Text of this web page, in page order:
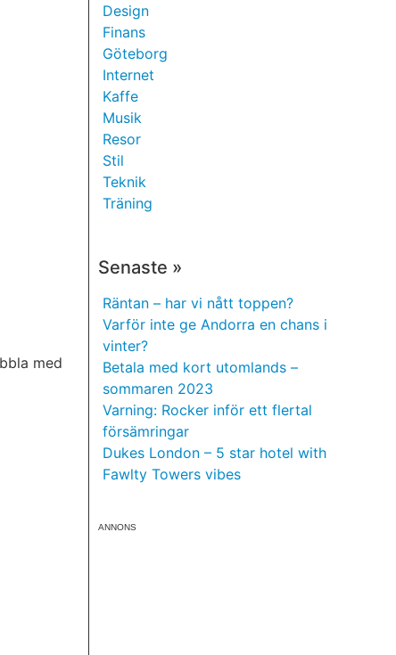
med
Design
Finans
Göteborg
Internet
Kaffe
Musik
Resor
Stil
Teknik
Träning
Senaste »
Räntan – har vi nått toppen?
Varför inte ge Andorra en chans i
vinter?
Betala med kort utomlands –
sommaren 2023
Varning: Rocker inför ett flertal
försämringar
Dukes London – 5 star hotel with
Fawlty Towers vibes
ANNONS